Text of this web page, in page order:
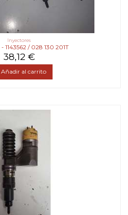
Inyectores
1143562 / 028 130 201T
38,12 €
Añadir al carrito